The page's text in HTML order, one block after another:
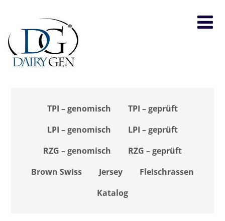
TPI – genomisch
TPI – geprüft
LPI – genomisch
LPI – geprüft
RZG – genomisch
RZG – geprüft
Brown Swiss
Jersey
Fleischrassen
Katalog